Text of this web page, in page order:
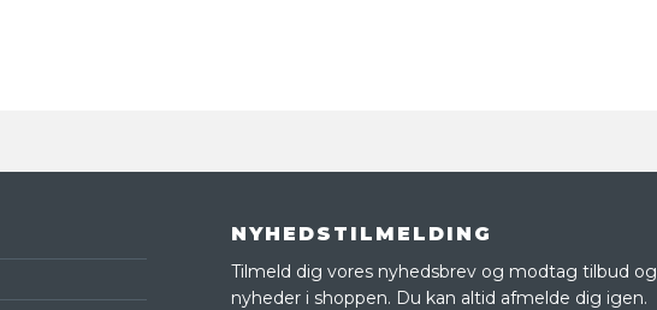
NYHEDSTILMELDING
Tilmeld dig vores nyhedsbrev og modtag tilbud og
nyheder i shoppen. Du kan altid afmelde dig igen.